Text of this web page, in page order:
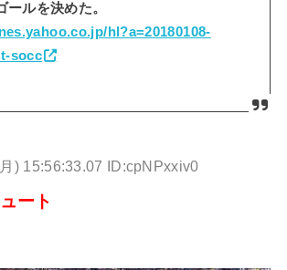
ールを決めた。
hl?a=20180108-
socc
) 15:56:33.07 ID:cpNPxxiv0
ート